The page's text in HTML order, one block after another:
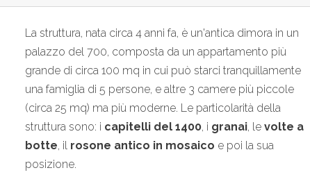
La struttura, nata circa 4 anni fa, è un'antica dimora in un
palazzo del 700, composta da un appartamento più
grande di circa 100 mq in cui può starci tranquillamente
una famiglia di 5 persone, e altre 3 camere più piccole
(circa 25 mq) ma più moderne. Le particolarità della
struttura sono: i capitelli del 1400, i granai, le volte a
botte, il rosone antico in mosaico e poi la sua
posizione.